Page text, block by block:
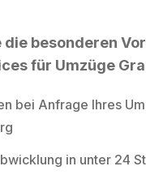
die besonderen
für Umzüge
bei Anfrage Ihres
in unter 24